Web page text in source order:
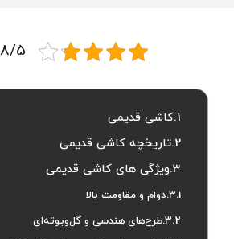
3.8/5 - (6
کاشی قدیمی
تاریخچه کاشی قدیمی
ویژگی های کاشی قدیمی
دوام و مقاومت بالا
طرح‌های هندسی و گل‌وبوته‌ای